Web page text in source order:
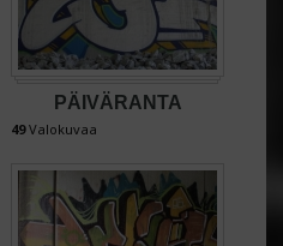
PÄIVÄRANTA
49Valokuvaa